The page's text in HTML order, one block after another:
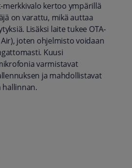
merkkivalo kertoo ympärillä
on varattu, mikä auttaa
Lisäksi laite tukee OTA-
joten ohjelmisto voidaan
Kuusi
varmistavat
ja mahdollistavat
hallinnan.